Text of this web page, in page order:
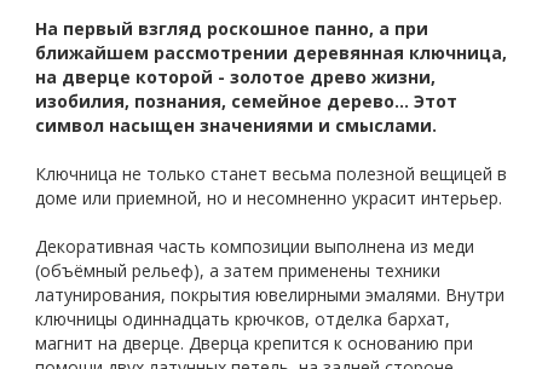
На первый взгляд роскошное панно, а при
ближайшем рассмотрении деревянная ключница,
на дверце которой - золотое древо жизни,
изобилия, познания, семейное дерево… Этот
символ насыщен значениями и смыслами.
Ключница не только станет весьма полезной вещицей в
доме или приемной, но и несомненно украсит интерьер.
Декоративная часть композиции выполнена из меди
(объёмный рельеф), а затем применены техники
латунирования, покрытия ювелирными эмалями. Внутри
ключницы одиннадцать крючков, отделка бархат,
магнит на дверце. Дверца крепится к основанию при